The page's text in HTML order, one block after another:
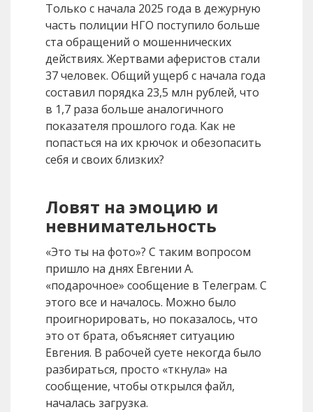
Только с начала 2025 года в дежурную
часть полиции НГО поступило больше
ста обращений о мошеннических
действиях. Жертвами аферистов стали
37 человек. Общий ущерб с начала года
составил порядка 23,5 млн рублей, что
в 1,7 раза больше аналогичного
показателя прошлого года. Как не
попасться на их крючок и обезопасить
себя и своих близких?
Ловят на эмоцию и
невнимательность
«Это ты на фото»? С таким вопросом
пришло на днях Евгении А.
«подарочное» сообщение в Телеграм. С
этого все и началось. Можно было
проигнорировать, но показалось, что
это от брата, объясняет ситуацию
Евгения. В рабочей суете некогда было
разбираться, просто «ткнула» на
сообщение, чтобы открылся файл,
началась загрузка.